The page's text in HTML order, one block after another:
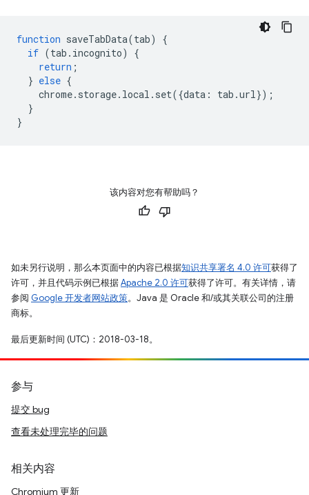
function saveTabData(tab)
{
if (tab . incognito)
{
return ;
} else {
chrome. storage. local . set({data : tab .url});
}
}
该内容对您有帮助吗？
如未另行说明，那么本页面中的内容已根据知识共享署名 4.0 许可获得了
许可，并且代码示例已根据Apache 2.0 许可获得了许可。有关详情，请
参阅 Google 开发者网站政策。Java 是 Oracle 和/或其关联公司的注册
商标。
最后更新时间 (UTC)：2018-03-18。
参与
提交 bug
查看未处理完毕的问题
相关内容
Chromium 更新